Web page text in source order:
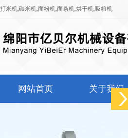
打米机,碾米机,面粉机,面条机,烘干机,吸粮机
网站首页 关于我们